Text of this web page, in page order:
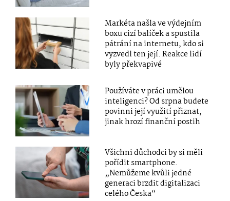
Markéta našla ve výdejním
boxu cizí balíček a spustila
pátrání na internetu, kdo si
vyzvedl ten její. Reakce lidí
byly překvapivé
Používáte v práci umělou
inteligenci? Od srpna budete
povinni její využití přiznat,
jinak hrozí finanční postih
Všichni důchodci by si měli
pořídit smartphone.
„Nemůžeme kvůli jedné
generaci brzdit digitalizaci
celého Česka“